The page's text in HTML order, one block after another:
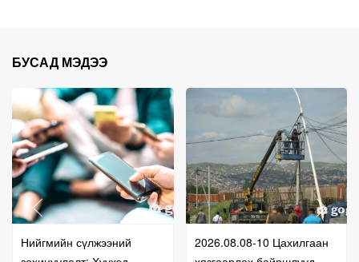
БУСАД МЭДЭЭ
Нийгмийн сүлжээний
2026.08.08-10 Цахилгаан